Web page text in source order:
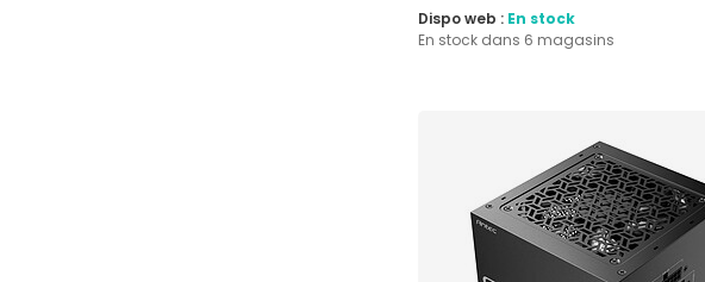
Dispo web : En stock
En stock dans 6 magasins